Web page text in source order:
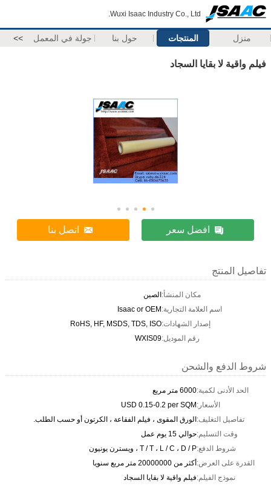
Wuxi Isaac Industry Co., Ltd.
منزل المنتجات حول بنا جولة في المعمل >>
فيلم واقية لا بقايا السجاد
افضل سعر اتصل بنا
تفاصيل المنتج
مكان المنشأ:الصين
اسم العلامة التجارية:Isaac or OEM
إصدار الشهادات:RoHS, HF, MSDS, TDS, ISO
رقم الموديل:WXIS09
شروط الدفع والشحن
الحد الأدنى لكمية:6000 متر مربع
الأسعار:USD 0.15-0.2 per SQM
تفاصيل التغليف:الورق المقوى ، فيلم الفقاعة ، الكرتون أو حسب الطلب.
وقت التسليم:حوالي 15 يوم عمل
شروط الدفع:T / T ، L / C ، D / P ، ويسترن يونيون
القدرة على العرض:أكثر من 20000000 متر مربع سنويا
نموذج الفيلم:فيلم واقية لا بقايا السجاد